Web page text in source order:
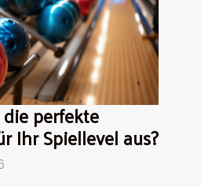
perfekte
Ihr Spiellevel aus?